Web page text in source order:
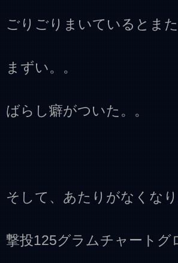
ごりごりまいているとま
まずい。。
ばらし癖がついた。。
そして、あたりがなくな
撃投125グラムチャート